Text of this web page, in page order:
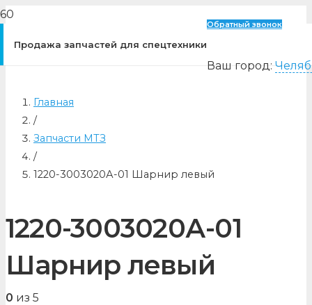
Продажа запчастей для спецтехники
Обратный звонок
Ваш город:
Главная
/
Запчасти МТЗ
/
1220-3003020А-01 Шарнир левый
1220-3003020А-01
Шарнир левый
0 из 5